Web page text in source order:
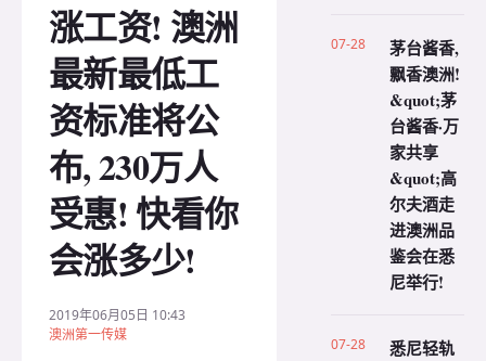
涨工资! 澳洲
最新最低工
资标准将公
布, 230万人
受惠! 快看你
会涨多少!
2019年06月05日 10:43
澳洲第一传媒
07-28
茅台酱香,
飘香澳洲!
&quot;茅
台酱香·万
家共享
&quot;高
尔夫酒走
进澳洲品
鉴会在悉
尼举行!
07-28
悉尼轻轨